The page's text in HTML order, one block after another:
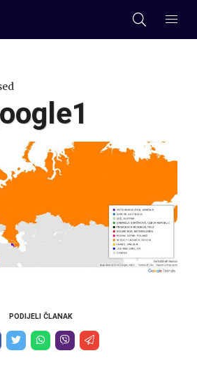
PODIJELI ČLANAK